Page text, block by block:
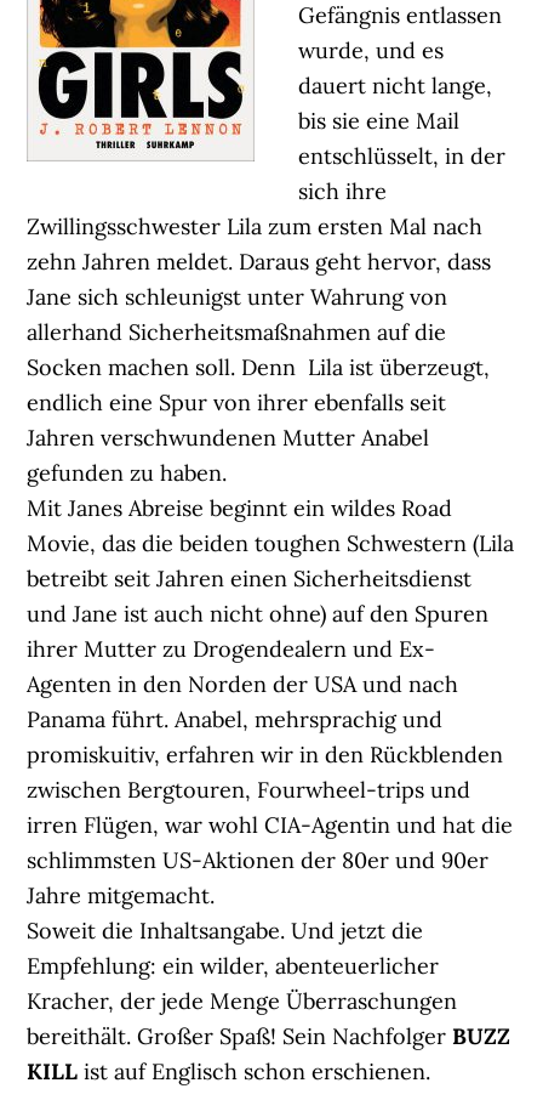
Gefängnis entlassen
wurde, und es
dauert nicht lange,
bis sie eine Mail
entschlüsselt, in der
sich ihre
Zwillingsschwester Lila zum ersten Mal nach
zehn Jahren meldet. Daraus geht hervor, dass
Jane sich schleunigst unter Wahrung von
allerhand Sicherheitsmaßnahmen auf die
Socken machen soll. Denn Lila ist überzeugt,
endlich eine Spur von ihrer ebenfalls seit
Jahren verschwundenen Mutter Anabel
gefunden zu haben.
Mit Janes Abreise beginnt ein wildes Road
Movie, das die beiden toughen Schwestern (Lila
betreibt seit Jahren einen Sicherheitsdienst
und Jane ist auch nicht ohne) auf den Spuren
ihrer Mutter zu Drogendealern und Ex-
Agenten in den Norden der USA und nach
Panama führt. Anabel, mehrsprachig und
promiskuitiv, erfahren wir in den Rückblenden
zwischen Bergtouren, Fourwheel-trips und
irren Flügen, war wohl CIA-Agentin und hat die
schlimmsten US-Aktionen der 80er und 90er
Jahre mitgemacht.
Soweit die Inhaltsangabe. Und jetzt die
Empfehlung: ein wilder, abenteuerlicher
Kracher, der jede Menge Überraschungen
bereithält. Großer Spaß! Sein NachfolgerBUZZ
KILL ist auf Englisch schon erschienen.